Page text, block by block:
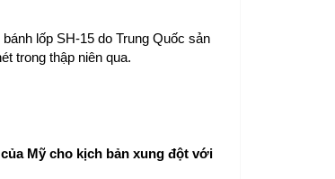
lốp SH-15 do Trung Quốc sản
trong thập niên qua.
Mỹ cho kịch bản xung đột với